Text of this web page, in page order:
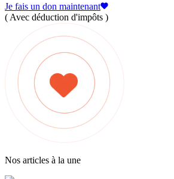
Je fais un don maintenant
( Avec déduction d'impôts )
Nos articles à la une